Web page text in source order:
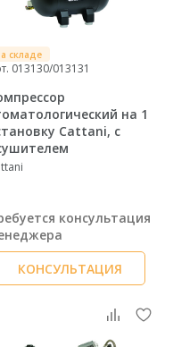
складе
013130/013131
на 1
Cattani, с
консультация
КОНСУЛЬТАЦИЯ